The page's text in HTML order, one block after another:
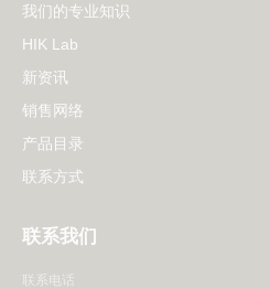
我们的专业知识
HIK Lab
新资讯
销售网络
产品目录
联系方式
联系我们
联系电话